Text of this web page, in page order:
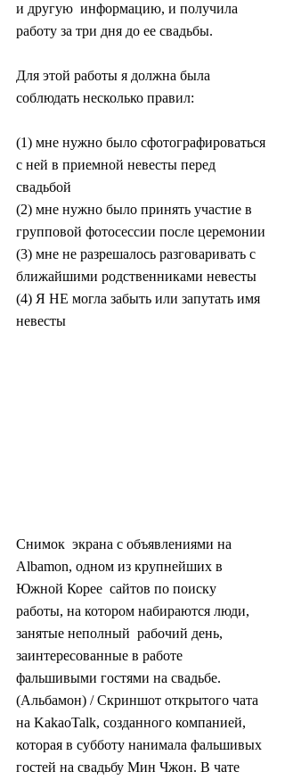
и другую  информацию, и получила
работу за три дня до ее свадьбы.
Для этой работы я должна была
соблюдать несколько правил:
(1) мне нужно было сфотографироваться
с ней в приемной невесты перед
свадьбой
(2) мне нужно было принять участие в
групповой фотосессии после церемонии
(3) мне не разрешалось разговаривать с
ближайшими родственниками невесты
(4) Я НЕ могла забыть или запутать имя
невесты
Снимок  экрана с объявлениями на
Albamon, одном из крупнейших в
Южной Корее  сайтов по поиску
работы, на котором набираются люди,
занятые неполный  рабочий день,
заинтересованные в работе
фальшивыми гостями на свадьбе.
(Альбамон) / Скриншот открытого чата
на KakaoTalk, созданного компанией,
которая в субботу нанимала фальшивых
гостей на свадьбу Мин Чжон. В чате